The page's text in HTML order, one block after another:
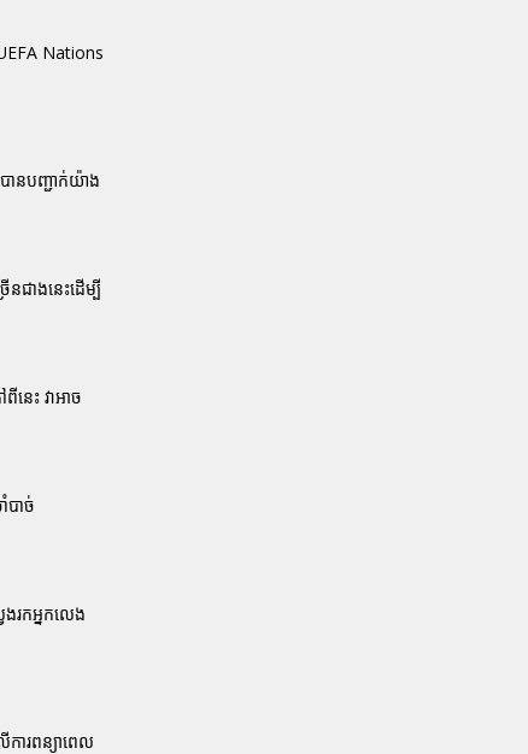
Nations
ានបញ្ជាក់យ៉ាង
នជាងនេះដើម្បី
េះ វាអាច
បាច់
ងរកអ្នកលេង
ារពន្យាពេល